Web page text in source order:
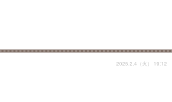
2025.2.4（火） 19:12